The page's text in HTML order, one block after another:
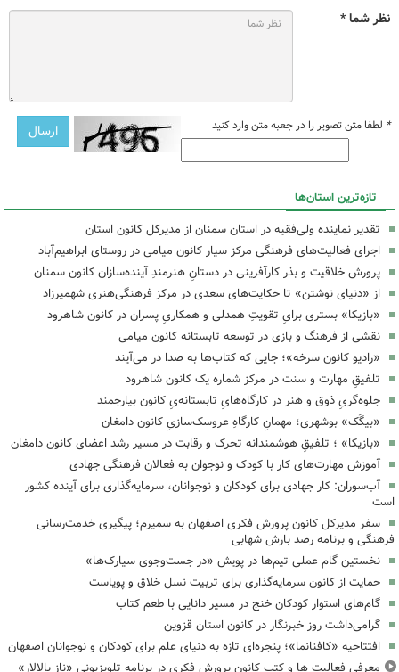
نظر شما *
* لطفا متن تصویر را در جعبه متن وارد کنید
تازه‌ترین استان‌ها
تقدیر نماینده ولی‌فقیه در استان سمنان از مدیرکل کانون استان
اجرای فعالیت‌های فرهنگی مرکز سیار کانون میامی در روستای ابراهیم‌آباد
پرورش خلاقیت و بذر کارآفرینی در دستانِ هنرمندِ آینده‌سازان کانون سمنان
از «دنیای نوشتن» تا حکایت‌های سعدی در مرکز فرهنگی‌هنری شهمیرزاد
«بازیکا» بستری برایِ تقویتِ همدلی و همکاریِ پسران در کانون شاهرود
نقشی از فرهنگ و بازی در توسعه تابستانه کانون میامی
«رادیو کانون سرخه»؛ جایی که کتاب‌ها به صدا در می‌آیند
تلفیقِ مهارت و سنت در مرکز شماره یک کانون شاهرود
جلوه‌گریِ ذوق و هنر در کارگاه‌هایِ تابستانه‌یِ کانون بیارجمند
«بیگَک» بوشهری؛ مهمانِ کارگاهِ عروسک‌سازیِ کانون دامغان
«بازیکا» ؛ تلفیقِ هوشمندانه تحرک و رقابت در مسیر رشد اعضای کانون دامغان
آموزش مهارت‌های کار با کودک و نوجوان به فعالان فرهنگی جهادی
آب‌سوران: کار جهادی برای کودکان و نوجوانان، سرمایه‌گذاری برای آینده کشور
است
سفر مدیرکل کانون پرورش فکری اصفهان به سمیرم؛ پیگیری خدمت‌رسانی
فرهنگی و برنامه رصد بارش شهابی
نخستین گام عملی تیم‌ها در پویش «در جست‌وجوی سیارک‌ها»
حمایت از کانون سرمایه‌گذاری برای تربیت نسل خلاق و پویاست
گام‌های استوار کودکان خنج در مسیر دانایی با طعم کتاب
گرامی‌داشت روز خبرنگار در کانون استان قزوین
افتتاحیه «کافنانما»؛ پنجره‌ای تازه به دنیای علم برای کودکان و نوجوانان اصفهان
معرفی فعالیت ها و کتب کانون پرورش فکری در برنامه تلویزیونی «ناز بالالار»